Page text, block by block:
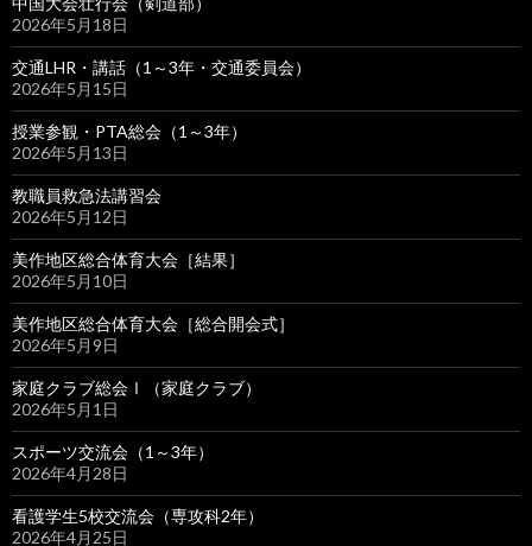
2026年5月18日
交通LHR・講話（1～3年・交通委員会）
2026年5月15日
授業参観・PTA総会（1～3年）
2026年5月13日
教職員救急法講習会
2026年5月12日
美作地区総合体育大会［結果］
2026年5月10日
美作地区総合体育大会［総合開会式］
2026年5月9日
家庭クラブ総会Ⅰ（家庭クラブ）
2026年5月1日
スポーツ交流会（1～3年）
2026年4月28日
看護学生5校交流会（専攻科2年）
2026年4月25日